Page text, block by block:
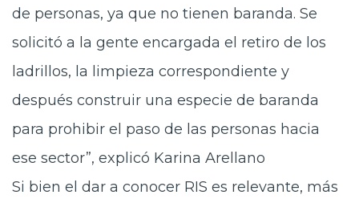
de personas, ya que no tienen baranda. Se
solicitó a la gente encargada el retiro de los
ladrillos, la limpieza correspondiente y
después construir una especie de baranda
para prohibir el paso de las personas hacia
ese sector”, explicó Karina Arellano
Si bien el dar a conocer RIS es relevante, más